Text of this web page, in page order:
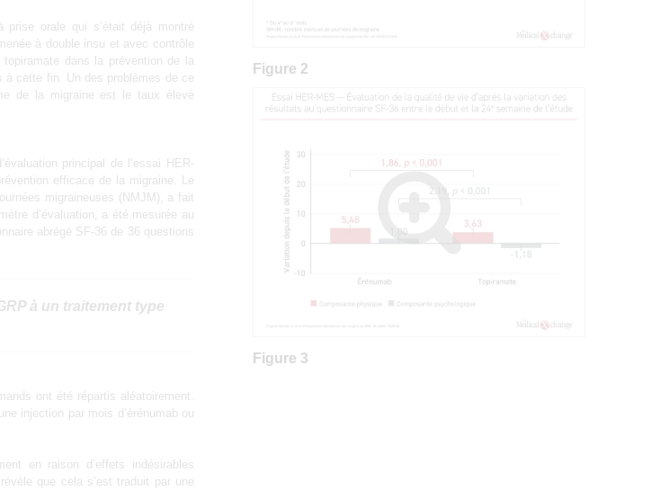
Figure 2
Figure 3
prise orale qui s’était déjà montré
à double insu et avec contrôle
dans la prévention de la
cette fin. Un des problèmes de ce
de la migraine est le taux élevé
principal de l’essai HER-
efficace de la migraine. Le
migraineuses (NMJM), a fait
d’évaluation, a été mesurée au
abrégé SF-36 de 36 questions
à un traitement type
ont été répartis aléatoirement.
injection par mois d’érénumab ou
en raison d’effets indésirables
que cela s’est traduit par une